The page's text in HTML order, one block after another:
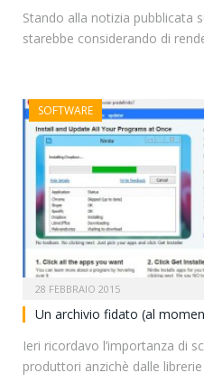
Stando alla notizia pubblicata
starebbe considerando di
SOFTWARE
28 FEBBRAIO 2015
Un archivio fidato (al
Ieri ricordavo l’importanza di
produttori anzichè dalle